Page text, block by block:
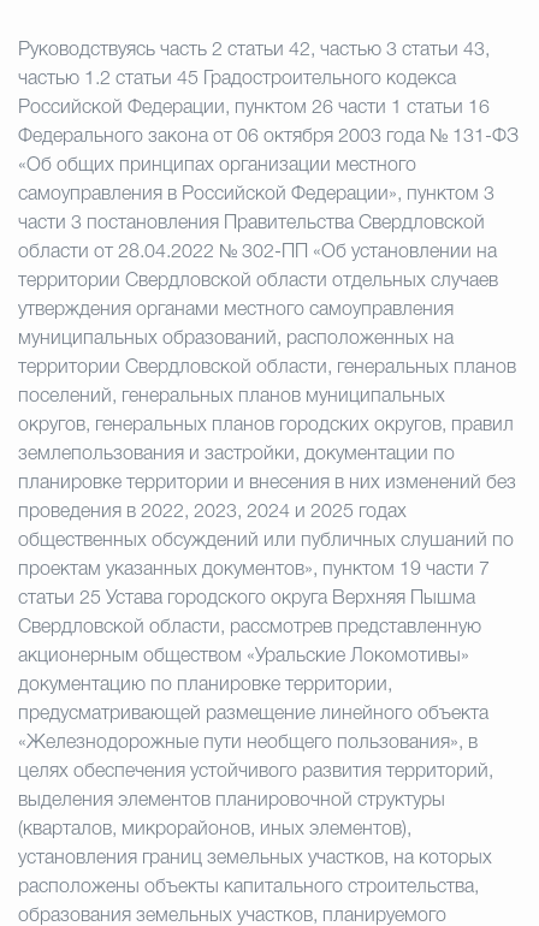
Руководствуясь часть 2 статьи 42, частью 3 статьи 43,
частью 1.2 статьи 45 Градостроительного кодекса
Российской Федерации, пунктом 26 части 1 статьи 16
Федерального закона от 06 октября 2003 года № 131-ФЗ
«Об общих принципах организации местного
самоуправления в Российской Федерации», пунктом 3
части 3 постановления Правительства Свердловской
области от 28.04.2022 № 302-ПП «Об установлении на
территории Свердловской области отдельных случаев
утверждения органами местного самоуправления
муниципальных образований, расположенных на
территории Свердловской области, генеральных планов
поселений, генеральных планов муниципальных
округов, генеральных планов городских округов, правил
землепользования и застройки, документации по
планировке территории и внесения в них изменений без
проведения в 2022, 2023, 2024 и 2025 годах
общественных обсуждений или публичных слушаний по
проектам указанных документов», пунктом 19 части 7
статьи 25 Устава городского округа Верхняя Пышма
Свердловской области, рассмотрев представленную
акционерным обществом «Уральские Локомотивы»
документацию по планировке территории,
предусматривающей размещение линейного объекта
«Железнодорожные пути необщего пользования», в
целях обеспечения устойчивого развития территорий,
выделения элементов планировочной структуры
(кварталов, микрорайонов, иных элементов),
установления границ земельных участков, на которых
расположены объекты капитального строительства,
образования земельных участков, планируемого